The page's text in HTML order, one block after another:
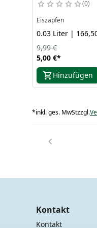
0
Eiszapfen
0.03 Liter |
5,00 €*
9,99 €
Hinzufügen
*inkl. ges. MwStzzgl.
Kontakt
Kontakt